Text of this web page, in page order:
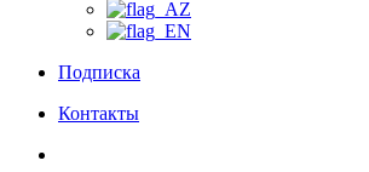
Подписка
Контакты